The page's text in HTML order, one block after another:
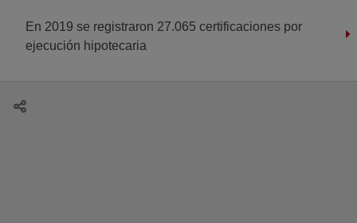
En 2019 se registraron 27.065 certificaciones por
ejecución hipotecaria